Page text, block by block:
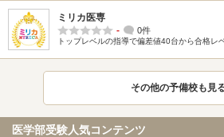
ミリカ医専
-
0件
トップレベルの指導で偏差値40台から合格レ
その他の予備校も見
医学部受験人気コンテンツ